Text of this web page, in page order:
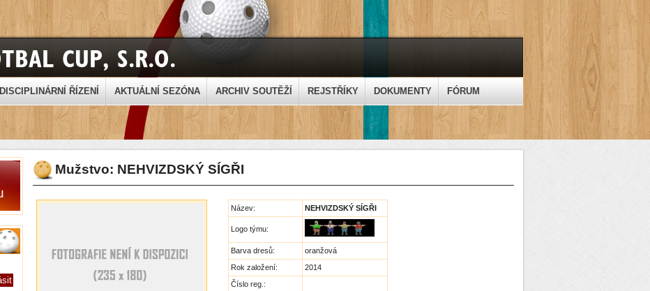
DISCIPLINÁRNÍ ŘÍZENÍ AKTUÁLNÍ SEZÓNA ARCHIV SOUTĚŽÍ REJSTŘÍKY DOKUMENTY FÓRUM
Mužstvo: NEHVIZDSKÝ SÍGŘI
Název: NEHVIZDSKÝ SÍGŘI
Logo týmu:
Barva dresů:
oranžová
Rok založení:
2014
Číslo reg.: